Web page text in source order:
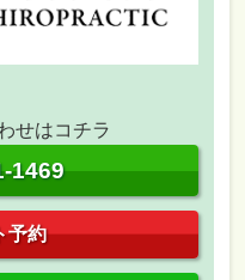
せはコチラ
1469
予約